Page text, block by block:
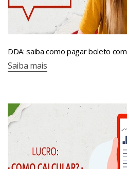
DDA: saiba como pagar boleto
Saiba mais